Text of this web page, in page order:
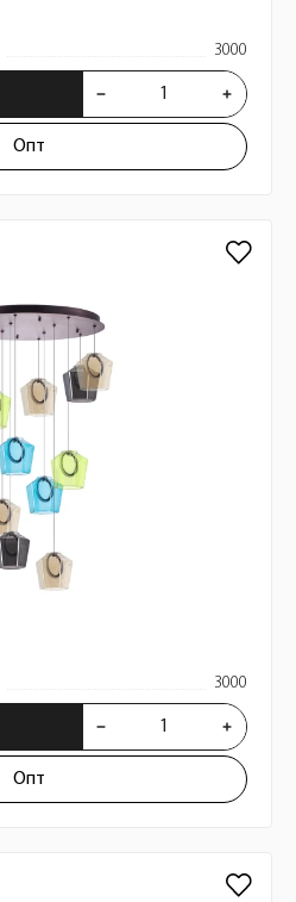
3000
Опт
3000
Опт